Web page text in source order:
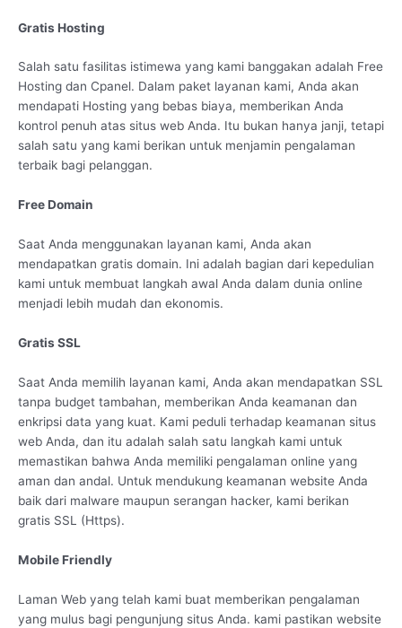
Gratis Hosting
Salah satu fasilitas istimewa yang kami banggakan adalah Free
Hosting dan Cpanel. Dalam paket layanan kami, Anda akan
mendapati Hosting yang bebas biaya, memberikan Anda
kontrol penuh atas situs web Anda. Itu bukan hanya janji, tetapi
salah satu yang kami berikan untuk menjamin pengalaman
terbaik bagi pelanggan.
Free Domain
Saat Anda menggunakan layanan kami, Anda akan
mendapatkan gratis domain. Ini adalah bagian dari kepedulian
kami untuk membuat langkah awal Anda dalam dunia online
menjadi lebih mudah dan ekonomis.
Gratis SSL
Saat Anda memilih layanan kami, Anda akan mendapatkan SSL
tanpa budget tambahan, memberikan Anda keamanan dan
enkripsi data yang kuat. Kami peduli terhadap keamanan situs
web Anda, dan itu adalah salah satu langkah kami untuk
memastikan bahwa Anda memiliki pengalaman online yang
aman dan andal. Untuk mendukung keamanan website Anda
baik dari malware maupun serangan hacker, kami berikan
gratis SSL (Https).
Mobile Friendly
Laman Web yang telah kami buat memberikan pengalaman
yang mulus bagi pengunjung situs Anda. kami pastikan website